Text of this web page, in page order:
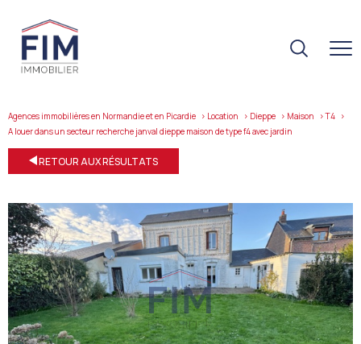
Agences immobilières en Normandie et en Picardie Location Dieppe Maison
T4
a louer dans un secteur recherche janval dieppe maison de type f4 avec jardin
RETOUR AUX RÉSULTATS